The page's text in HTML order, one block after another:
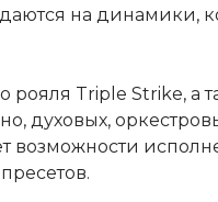
на динамики,
Triple Strike, а
духовых,